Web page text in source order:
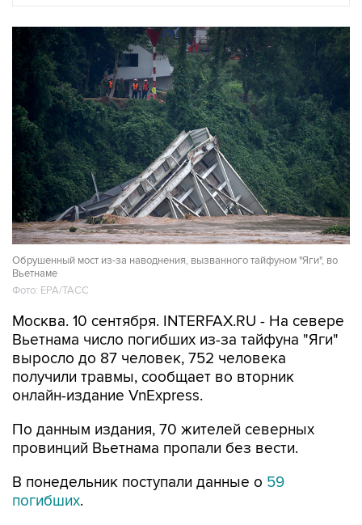
Обрушенный мост из-за наводнения, вызванного тайфуном "Яги", во
Вьетнаме
Фото: ЕРА/ТАСС
Москва. 10 сентября. INTERFAX.RU - На севере
Вьетнама число погибших из-за тайфуна "Яги"
выросло до 87 человек, 752 человека
получили травмы, сообщает во вторник
онлайн-издание VnExpress.
По данным издания, 70 жителей северных
провинций Вьетнама пропали без вести.
В понедельник поступали данные о 59
погибших.